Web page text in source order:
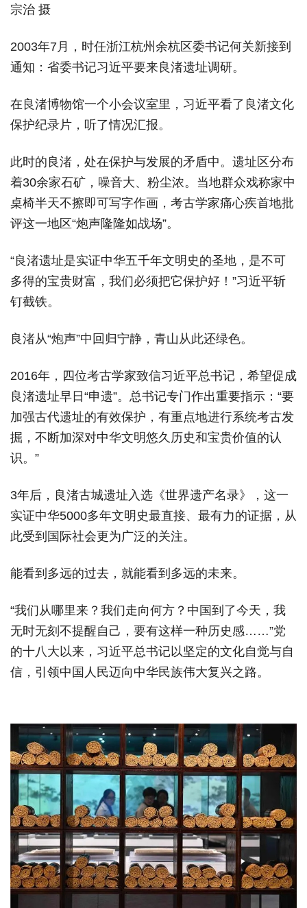
宗治 摄
2003年7月，时任浙江杭州余杭区委书记何关新接到
通知：省委书记习近平要来良渚遗址调研。
在良渚博物馆一个小会议室里，习近平看了良渚文化
保护纪录片，听了情况汇报。
此时的良渚，处在保护与发展的矛盾中。遗址区分布
着30余家石矿，噪音大、粉尘浓。当地群众戏称家中
桌椅半天不擦即可写字作画，考古学家痛心疾首地批
评这一地区“炮声隆隆如战场”。
“良渚遗址是实证中华五千年文明史的圣地，是不可
多得的宝贵财富，我们必须把它保护好！”习近平斩
钉截铁。
良渚从“炮声”中回归宁静，青山从此还绿色。
2016年，四位考古学家致信习近平总书记，希望促成
良渚遗址早日“申遗”。总书记专门作出重要指示：“要
加强古代遗址的有效保护，有重点地进行系统考古发
掘，不断加深对中华文明悠久历史和宝贵价值的认
识。”
3年后，良渚古城遗址入选《世界遗产名录》，这一
实证中华5000多年文明史最直接、最有力的证据，从
此受到国际社会更为广泛的关注。
能看到多远的过去，就能看到多远的未来。
“我们从哪里来？我们走向何方？中国到了今天，我
无时无刻不提醒自己，要有这样一种历史感……”党
的十八大以来，习近平总书记以坚定的文化自觉与自
信，引领中国人民迈向中华民族伟大复兴之路。